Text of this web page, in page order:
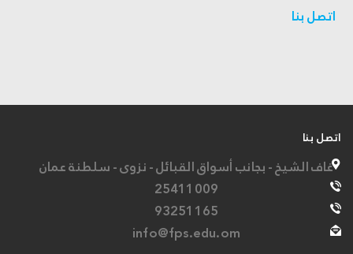
اتصل بنا
اتصل بنا
غاف الشيخ - بجانب أسواق القبائل - نزوى - سلطنة عمان
25411009
93251165
info@fps.edu.om